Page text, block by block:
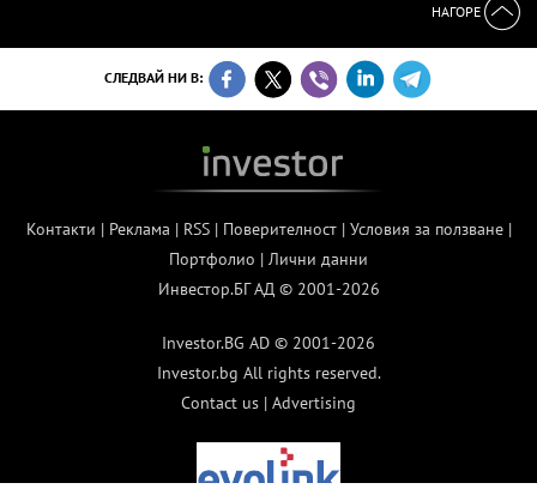
НАГОРЕ
СЛЕДВАЙ НИ В:
Контакти | Реклама | RSS| Поверителност| Условия за ползване|
Портфолио | Лични данни
Инвестор.БГ АД © 2001-2026
Investor.BG AD © 2001-2026
Investor.bg All rights reserved.
Contact us | Advertising